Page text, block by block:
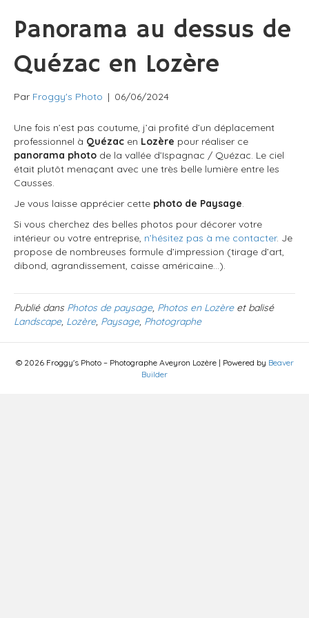
Panorama au dessus de
Quézac en Lozère
Par Froggy's Photo | 06/06/2024
Une fois n’est pas coutume, j’ai profité d’un déplacement
professionnel à Quézac en Lozère pour réaliser ce
panorama photo de la vallée d’Ispagnac / Quézac. Le ciel
était plutôt menaçant avec une très belle lumière entre les
Causses.
Je vous laisse apprécier cette photo de Paysage.
Si vous cherchez des belles photos pour décorer votre
intérieur ou votre entreprise, n’hésitez pas à me contacter. Je
propose de nombreuses formule d’impression (tirage d’art,
dibond, agrandissement, caisse américaine…).
Publié dans Photos de paysage, Photos en Lozèreet balisé
Landscape, Lozère, Paysage, Photographe
© 2026 Froggy's Photo – Photographe Aveyron Lozère | Powered by Beaver
Builder